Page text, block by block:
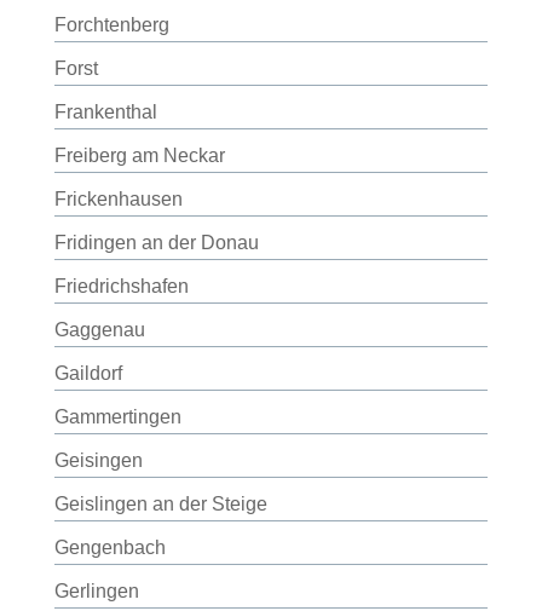
Forchtenberg
Forst
Frankenthal
Freiberg am Neckar
Frickenhausen
Fridingen an der Donau
Friedrichshafen
Gaggenau
Gaildorf
Gammertingen
Geisingen
Geislingen an der Steige
Gengenbach
Gerlingen